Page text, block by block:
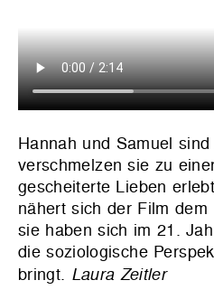
Hannah und Samuel
verschmelzen sie zu
gescheiterte Lieben
nähert sich der Film
sie haben sich im 21.
die soziologische
bringt. Laura Zeitler